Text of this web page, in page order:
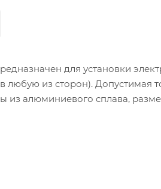
для установки
любую из сторон). Допустимая
алюминиевого сплава,